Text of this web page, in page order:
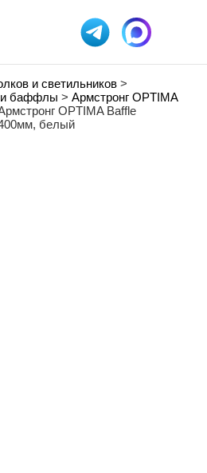
и светильников >
и баффлы > Армстронг OPTIMA
OPTIMA Baffle
белый